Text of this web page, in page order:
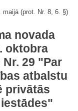
maijā (prot. Nr. 8, 6. §)
novada
oktobra
29 "Par
atbalstu
privātās